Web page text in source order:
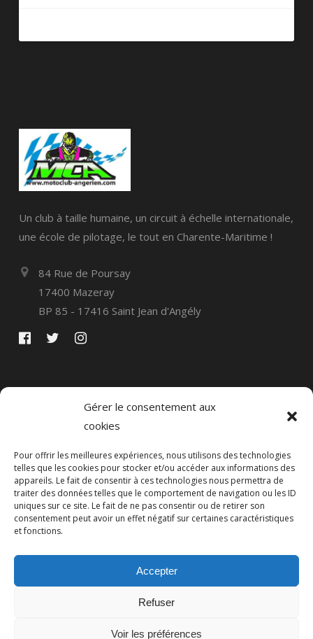
Gérer le consentement aux
cookies
Pour offrir les meilleures expériences, nous utilisons des technologies
telles que les cookies pour stocker et/ou accéder aux informations des
appareils. Le fait de consentir à ces technologies nous permettra de
traiter des données telles que le comportement de navigation ou les ID
uniques sur ce site. Le fait de ne pas consentir ou de retirer son
consentement peut avoir un effet négatif sur certaines caractéristiques
et fonctions.
Accepter
Refuser
Voir les préférences
Un club à taille humaine, un circuit à échelle internationale,
une école de pilotage, le tout en Charente-Maritime !
84 Rue de Poursay
17400 Mazeray
BP 85 - 17416 Saint Jean d'Angély
Politique de confidentialité Mentions légales
Politique de cookies (UE)